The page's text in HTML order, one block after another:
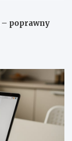
– poprawny